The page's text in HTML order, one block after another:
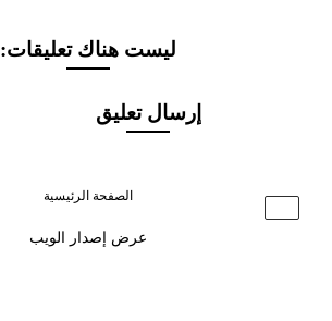
ليست هناك تعليقات:
إرسال تعليق
‹ الصفحة الرئيسية
عرض إصدار الويب